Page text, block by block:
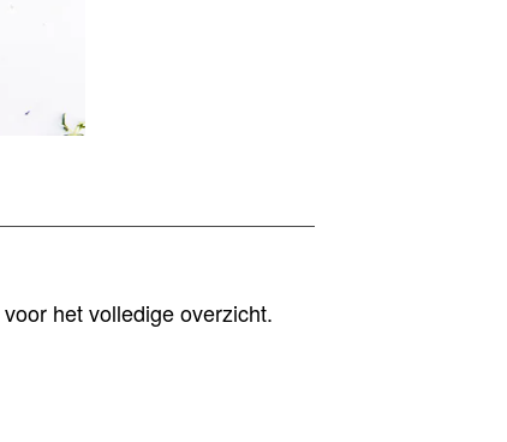
voor het volledige overzicht.